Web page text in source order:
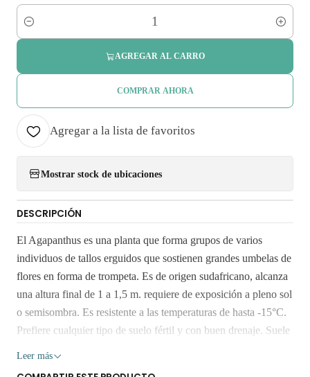
Cantidad
AGREGAR AL CARRO
COMPRAR AHORA
Agregar a la lista de favoritos
Mostrar stock de ubicaciones
DESCRIPCIÓN
El Agapanthus es una planta que forma grupos de varios
individuos de tallos erguidos que sostienen grandes umbelas de
flores en forma de trompeta. Es de origen sudafricano, alcanza
una altura final de 1 a 1,5 m. requiere de exposición a pleno sol
o semisombra. Es resistente a las temperaturas de hasta -15°C.
Prefiere cualquier tipo de suelo fértil y con buen drenaje. Suele
Leer más